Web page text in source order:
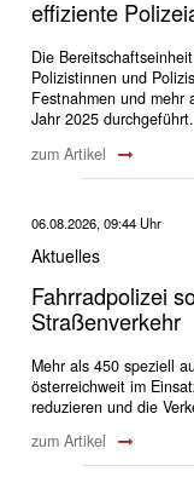
effiziente
Die
Polizistinnen und
Festnahmen und mehr
Jahr 2025 durchgeführt.
zum Artikel
06.08.2026, 09:44 Uhr
Aktuelles
Fahrradpolizei
Straßenverkehr
Mehr als 450 speziell
österreichweit im
reduzieren und die
zum Artikel